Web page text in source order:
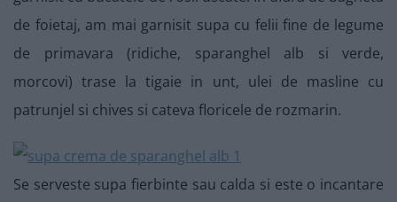
de foietaj, am mai garnisit supa cu felii fine de legume
de primavara (ridiche, sparanghel alb si verde,
morcovi) trase la tigaie in unt, ulei de masline cu
patrunjel si chives si cateva floricele de rozmarin.
Se serveste supa fierbinte sau calda si este o incantare